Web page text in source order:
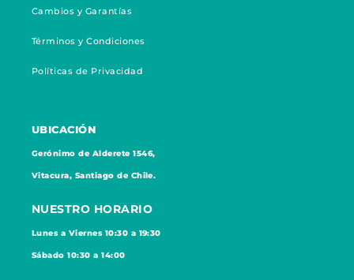
Cambios y Garantías
Términos y Condiciones
Políticas de Privacidad
UBICACIÓN
Gerónimo de Alderete 1546,
Vitacura, Santiago de Chile.
NUESTRO HORARIO
Lunes a Viernes 10:30 a 19:30
Sábado 10:30 a 14:00